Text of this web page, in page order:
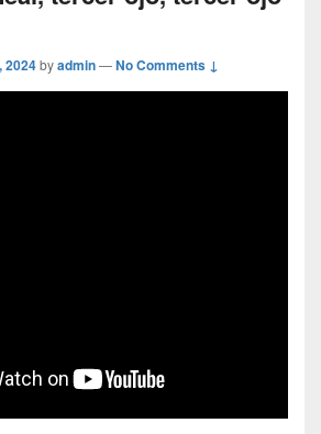
2024byadmin—No Comments ↓